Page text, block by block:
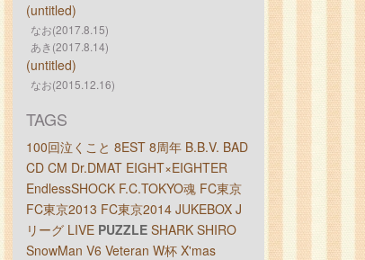
(untitled)
なお(2017.8.15)
あき(2017.8.14)
(untitled)
なお(2015.12.16)
TAGS
100回泣くこと 8EST 8周年 B.B.V. BAD
CD CM Dr.DMAT EIGHT×EIGHTER
EndlessSHOCK F.C.TOKYO魂 FC東京
FC東京2013 FC東京2014 JUKEBOX J
リーグ LIVE PUZZLE SHARK SHIRO
SnowMan V6 Veteran W杯 X'mas